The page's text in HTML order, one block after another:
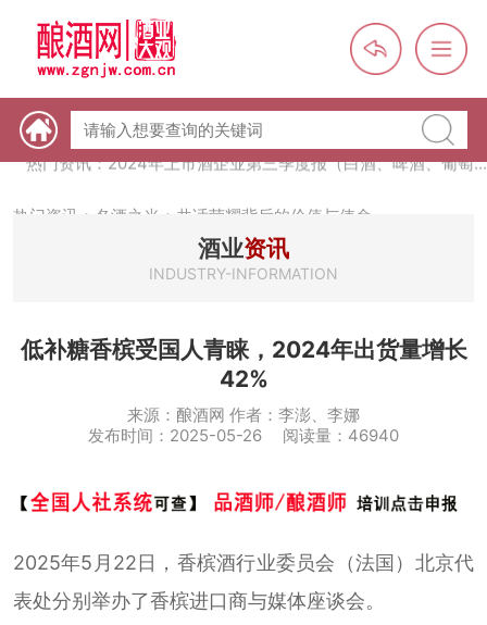
热门资讯：未来，传统酒类经销商群体会消失吗？
热门资讯：首批28个酒品牌入选中国消费名品，不仅仅是荣誉那
么简单
热门资讯：2024年上市酒企业第三季度报（白酒、啤酒、葡萄
酒业资讯
INDUSTRY-INFORMATION
低补糖香槟受国人青睐，2024年出货量增长
42%
来源：酿酒网 作者：李澎、李娜
发布时间：2025-05-26 阅读量：46940
2025年5月22日，香槟酒行业委员会（法国）北京代
表处分别举办了香槟进口商与媒体座谈会。